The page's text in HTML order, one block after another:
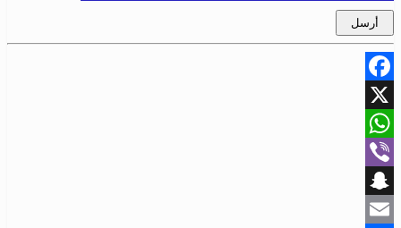
Facebook
X
WhatsApp
Viber
Snapchat